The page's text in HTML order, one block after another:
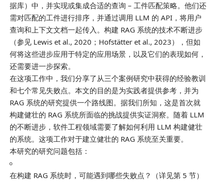
据库）中，并实现或集成合适的查询 – 工件匹配策略。他们还
需对匹配的工件进行排序，并通过调用 LLM 的 API，将用户
查询和上下文文档一起传入。构建 RAG 系统的技术不断进步
（参见 Lewis et al., 2020；Hofstätter et al., 2023），但如
何将这些进步应用于特定的应用场景，以及它们的表现如何，
还需要进一步探索。
在这项工作中，我们分享了从三个案例研究中获得的经验教训
和七个常见失败点。本文的目的是为实践者提供参考，并为
RAG 系统的研究提供一个路线图。据我们所知，这是首次就
构建健壮的 RAG 系统所面临的挑战提供实证洞察。随着 LLM
的不断进步，软件工程领域需要了解如何利用 LLM 构建健壮
的系统。这项工作对于建立健壮的 RAG 系统至关重要。
本研究的研究问题包括：
在构建 RAG 系统时，可能遇到哪些失败点？（详见第 5 节）